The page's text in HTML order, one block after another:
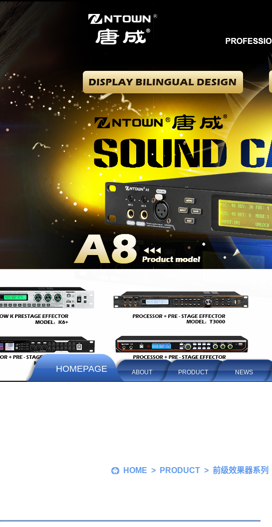
HOMEPAGE ABOUT PRODUCT NEWS
HOME > PRODUCT > 前级效果器系列